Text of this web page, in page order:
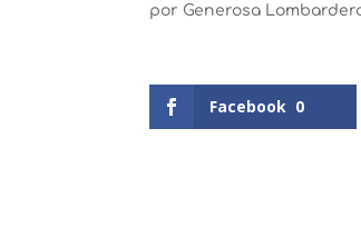
por Generosa
Facebook 0